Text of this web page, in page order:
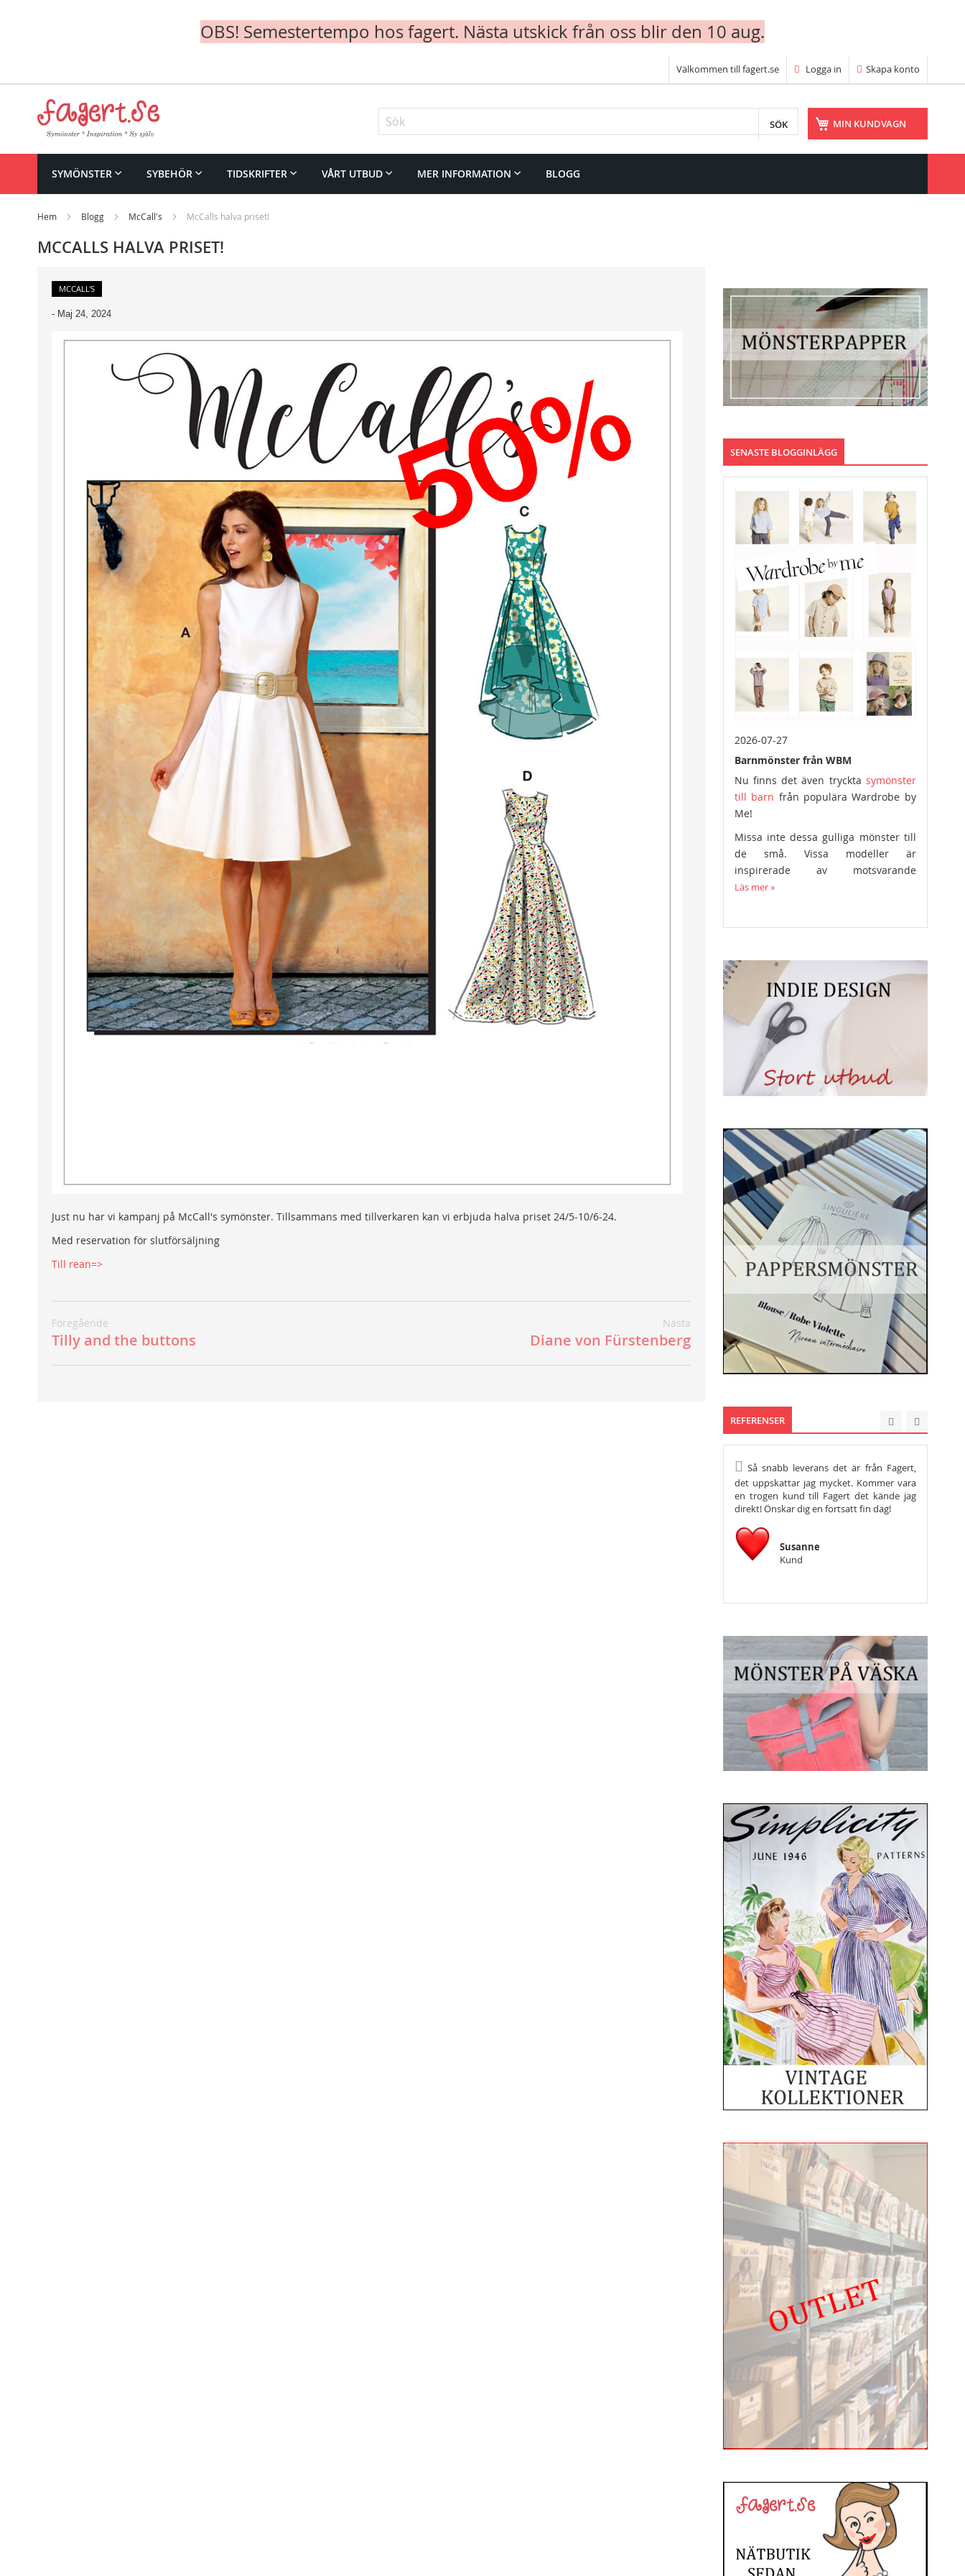
OBS! Semestertempo hos fagert. Nästa utskick från oss blir den 10 aug.
Content
Välkommen till fagert.se Logga in Skapa konto
MIN KUNDVAGN
Sök
SYMÖNSTER SYBEHÖR TIDSKRIFTER VÅRT UTBUD MER INFORMATION BLOGG
Hem Blogg McCall's McCalls halva priset!
MCCALLS HALVA PRISET!
MCCALL'S
- Maj 24, 2024
Just nu har vi kampanj på McCall's symönster. Tillsammans med tillverkaren kan vi erbjuda halva priset 24/5-10/6-24.
Med reservation för slutförsäljning
Till rean=>
Föregående
Tilly and the buttons
Nästa
Diane von Fürstenberg
SENASTE BLOGGINLÄGG
2026-07-27
Barnmönster från WBM
Nu finns det även tryckta symönster
till barn från populära Wardrobe by
Me!
Missa inte dessa gulliga mönster till
de små. Vissa modeller är
inspirerade av motsvarande
symönster i vuxenstorlek.
Läs mer »
REFERENSER
Så snabb leverans det är från Fagert,
det uppskattar jag mycket. Kommer vara
en trogen kund till Fagert det kände jag
direkt! Önskar dig en fortsatt fin dag!
Susanne
Kund
tacka så
önska er